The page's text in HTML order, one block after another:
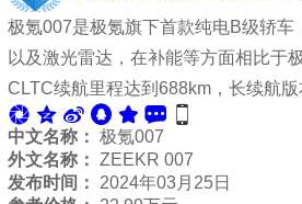
极氪007是极氪旗下首款纯电B级轿
以及激光雷达，在补能等方面相比于
CLTC续航里程达到688km，长续航
中文名称： 极氪007
外文名称： ZEEKR 007
发布时间：
2024年03月25日